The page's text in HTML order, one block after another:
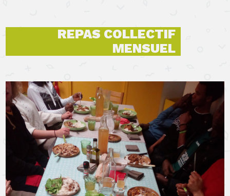
REPAS COLLECTIF
MENSUEL